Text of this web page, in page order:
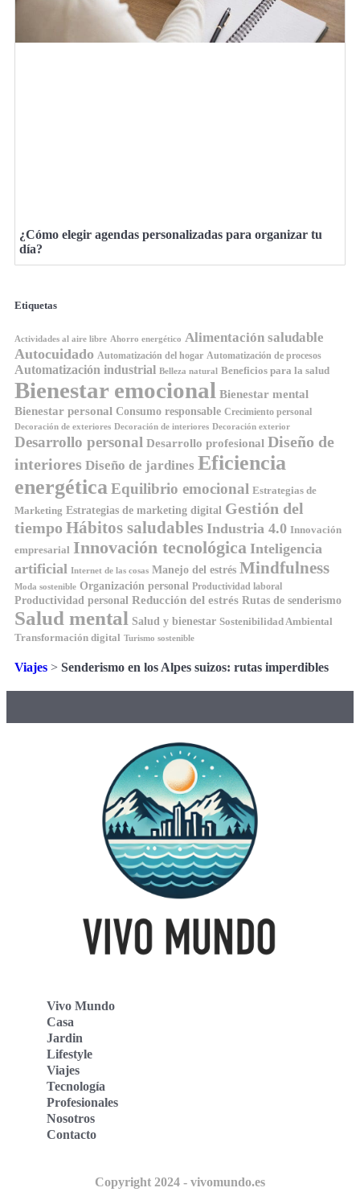
¿Cómo elegir agendas personalizadas para organizar tu
día?
Etiquetas
Actividades al aire libre Ahorro energético Alimentación saludable
Autocuidado Automatización del hogar Automatización de procesos
Automatización industrial Belleza natural Beneficios para la salud
Bienestar emocional Bienestar mental
Bienestar personal Consumo responsable Crecimiento personal
Decoración de exteriores Decoración de interiores Decoración exterior
Desarrollo personal Desarrollo profesional Diseño de
interiores Diseño de jardines Eficiencia
energéticaEquilibrio emocional Estrategias de
Marketing Estrategias de marketing digital Gestión del
tiempo Hábitos saludables Industria 4.0 Innovación
empresarial Innovación tecnológica Inteligencia
artificial Internet de las cosas Manejo del estrés Mindfulness
Moda sostenible Organización personal Productividad laboral
Productividad personal Reducción del estrés Rutas de senderismo
Salud mental Salud y bienestar Sostenibilidad Ambiental
Transformación digital Turismo sostenible
Viajes > Senderismo en los Alpes suizos: rutas imperdibles
Vivo Mundo
Casa
Jardin
Lifestyle
Viajes
Tecnología
Profesionales
Nosotros
Contacto
Copyright 2024 - vivomundo.es